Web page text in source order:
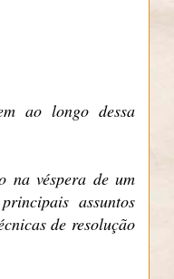
ao longo dessa
na véspera de um
assuntos
de resolução